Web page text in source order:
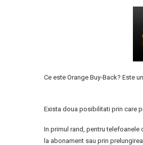
Ce este Orange Buy-Back? Este
Exista doua posibilitati prin care
In primul rand, pentru telefoanele
la abonament sau prin